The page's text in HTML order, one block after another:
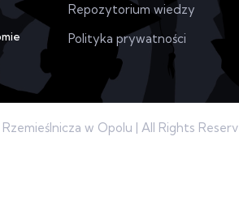
Repozytorium wiedzy
Polityka prywatności
w Opolu | All Rights